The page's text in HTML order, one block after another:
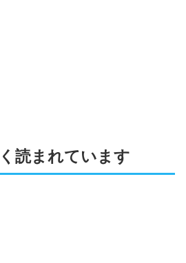
読まれています